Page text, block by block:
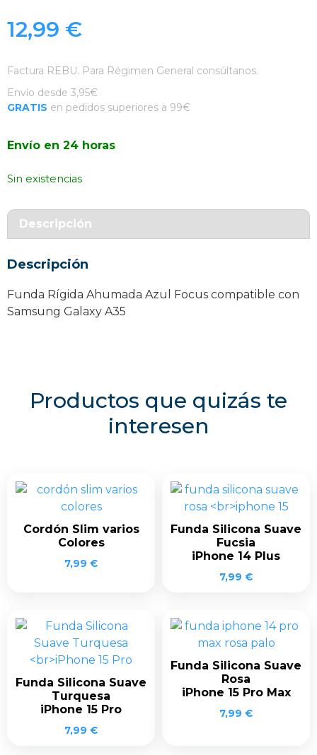
12,99 €
Factura REBU. Para Régimen General consúltanos.
Envío desde 3,95€
GRATIS en pedidos superiores a 99€
Envío en 24 horas
Sin existencias
Descripción
Descripción
Funda Rígida Ahumada Azul Focus compatible con
Samsung Galaxy A35
Productos que quizás te
interesen
Cordón Slim varios
Colores
7,99 €
Funda Silicona Suave
Fucsia
iPhone 14 Plus
7,99 €
Funda Silicona Suave
Turquesa
iPhone 15 Pro
7,99 €
Funda Silicona Suave
Rosa
iPhone 15 Pro Max
7,99 €